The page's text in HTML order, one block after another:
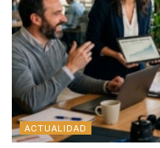
ACTUALIDAD